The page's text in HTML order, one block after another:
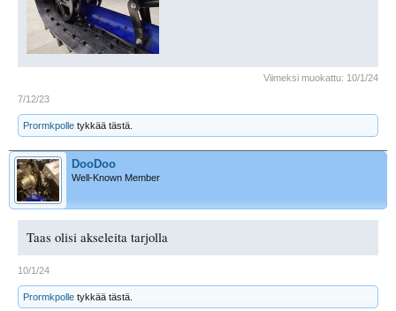
Viimeksi muokattu: 10/1/24
7/12/23
Prormkpolle tykkää tästä.
DooDoo
Well-Known Member
Taas olisi akseleita tarjolla
10/1/24
Prormkpolle tykkää tästä.